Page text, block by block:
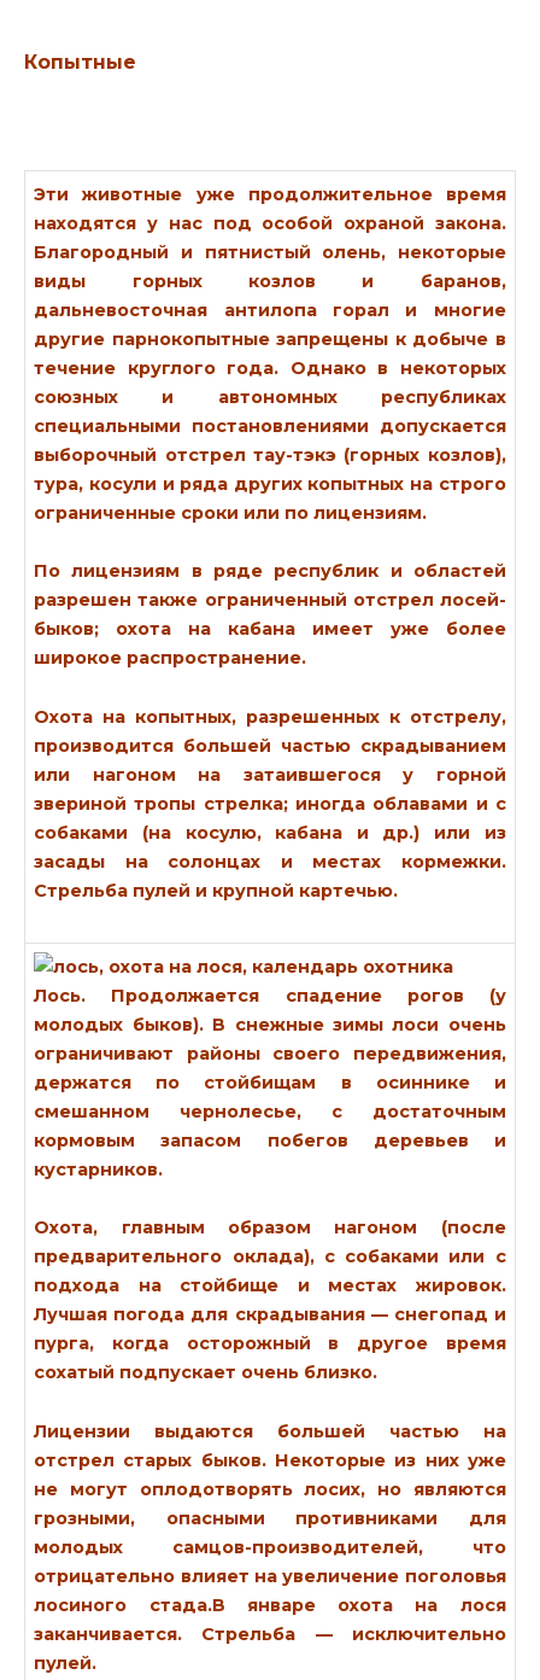
Копытные
Эти животные уже продолжительное время
находятся у нас под особой охраной закона.
Благородный и пятнистый олень, некоторые
виды горных козлов и баранов,
дальневосточная антилопа горал и многие
другие парнокопытные запрещены к добыче в
течение круглого года. Однако в некоторых
союзных и автономных республиках
специальными постановлениями допускается
выборочный отстрел тау-тэкэ (горных козлов),
тура, косули и ряда других копытных на строго
ограниченные сроки или по лицензиям.
По лицензиям в ряде республик и областей
разрешен также ограниченный отстрел лосей-
быков; охота на кабана имеет уже более
широкое распространение.
Охота на копытных, разрешенных к отстрелу,
производится большей частью скрадыванием
или нагоном на затаившегося у горной
звериной тропы стрелка; иногда облавами и с
собаками (на косулю, кабана и др.) или из
засады на солонцах и местах кормежки.
Стрельба пулей и крупной картечью.
Лось. Продолжается спадение рогов (у
молодых быков). В снежные зимы лоси очень
ограничивают районы своего передвижения,
держатся по стойбищам в осиннике и
смешанном чернолесье, с достаточным
кормовым запасом побегов деревьев и
кустарников.
Охота, главным образом нагоном (после
предварительного оклада), с собаками или с
подхода на стойбище и местах жировок.
Лучшая погода для скрадывания — снегопад и
пурга, когда осторожный в другое время
сохатый подпускает очень близко.
Лицензии выдаются большей частью на
отстрел старых быков. Некоторые из них уже
не могут оплодотворять лосих, но являются
грозными, опасными противниками для
молодых самцов-производителей, что
отрицательно влияет на увеличение поголовья
лосиного стада.В январе охота на лося
заканчивается. Стрельба — исключительно
пулей.